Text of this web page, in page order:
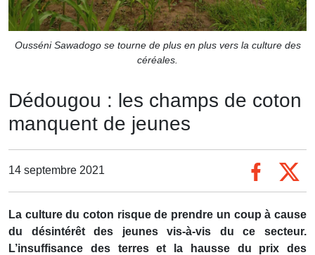
Ousséni Sawadogo se tourne de plus en plus vers la culture des
céréales.
Dédougou : les champs de coton
manquent de jeunes
14 septembre 2021
La culture du coton risque de prendre un coup à cause
du désintérêt des jeunes vis-à-vis du ce secteur.
L’insuffisance des terres et la hausse du prix des